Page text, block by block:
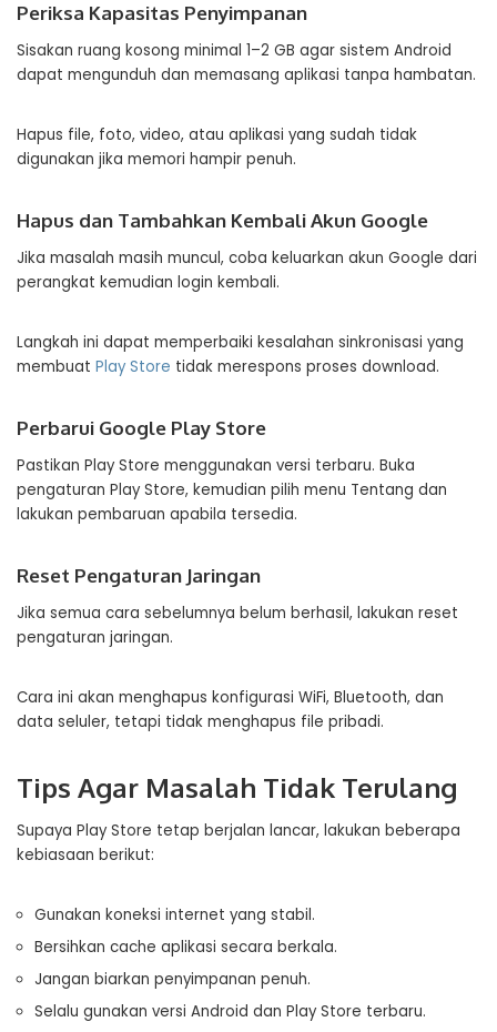
Periksa Kapasitas Penyimpanan
Sisakan ruang kosong minimal 1–2 GB agar sistem Android
dapat mengunduh dan memasang aplikasi tanpa hambatan.
Hapus file, foto, video, atau aplikasi yang sudah tidak
digunakan jika memori hampir penuh.
Hapus dan Tambahkan Kembali Akun Google
Jika masalah masih muncul, coba keluarkan akun Google dari
perangkat kemudian login kembali.
Langkah ini dapat memperbaiki kesalahan sinkronisasi yang
membuat Play Store tidak merespons proses download.
Perbarui Google Play Store
Pastikan Play Store menggunakan versi terbaru. Buka
pengaturan Play Store, kemudian pilih menu Tentang dan
lakukan pembaruan apabila tersedia.
Reset Pengaturan Jaringan
Jika semua cara sebelumnya belum berhasil, lakukan reset
pengaturan jaringan.
Cara ini akan menghapus konfigurasi WiFi, Bluetooth, dan
data seluler, tetapi tidak menghapus file pribadi.
Tips Agar Masalah Tidak Terulang
Supaya Play Store tetap berjalan lancar, lakukan beberapa
kebiasaan berikut:
Gunakan koneksi internet yang stabil.
Bersihkan cache aplikasi secara berkala.
Jangan biarkan penyimpanan penuh.
Selalu gunakan versi Android dan Play Store terbaru.